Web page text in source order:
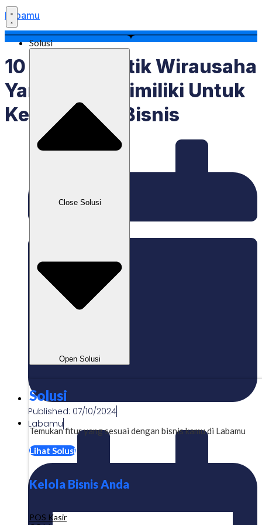
Labamu
Solusi
Close Solusi
Open Solusi
Solusi
Temukan fitur yang sesuai dengan bisnis kamu di Labamu
Lihat Solusi
Kelola Bisnis Anda
POS Kasir
10 Karakteristik Wirausaha
Yang Harus Dimiliki Untuk
Kesuksesan Bisnis
Published: 07/10/2024
Labamu